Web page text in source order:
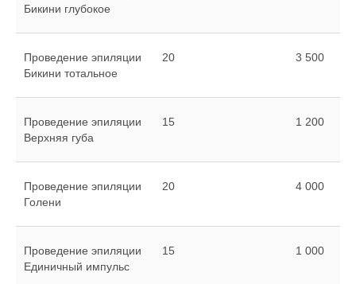
Бикини глубокое
Проведение эпиляции
Бикини тотальное
20 3 500
Проведение эпиляции
Верхняя губа
15 1 200
Проведение эпиляции
Голени
20 4 000
Проведение эпиляции
Единичный импульс
15 1 000